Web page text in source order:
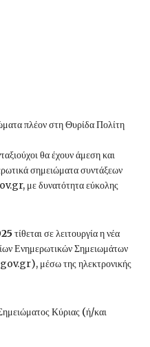
θα έχουν άμεση και
σημειώματα συντάξεων
με δυνατότητα εύκολης
τίθεται σε λειτουργία η νέα
Ενημερωτικών Σημειωμάτων
μέσω της ηλεκτρονικής
Κύριας (ή/και